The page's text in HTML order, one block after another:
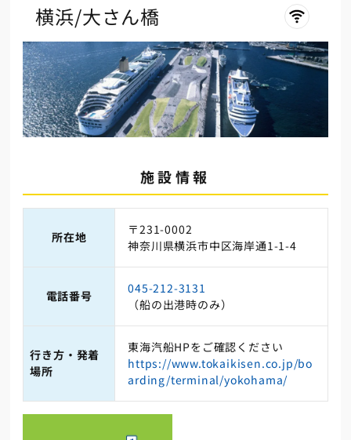
横浜/大さん橋
施設情報
所在地
〒231-0002
神奈川県横浜市中区海岸通1-1-4
電話番号
045-212-3131
（船の出港時のみ）
行き方・発着
場所
東海汽船HPをご確認ください
https://www.tokaikisen.co.jp/bo
arding/terminal/yokohama/